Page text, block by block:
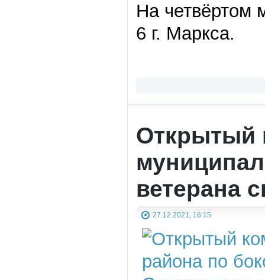
На
6 г. Маркса.
Открытый
ветерана
27.12.2021, 16:15